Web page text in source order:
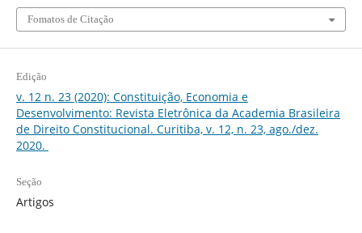
Fomatos de Citação
Edição
v. 12 n. 23 (2020): Constituição, Economia e
Desenvolvimento: Revista Eletrônica da Academia Brasileira
de Direito Constitucional. Curitiba, v. 12, n. 23, ago./dez.
2020.
Seção
Artigos